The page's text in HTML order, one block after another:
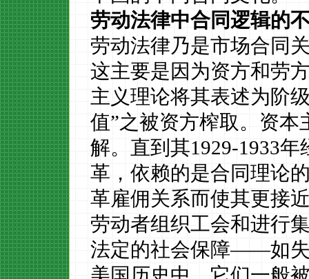
劳动法律中合同逻辑的
劳动法律乃是市场合同
这主要是因为资方和劳
主义理论将其表述为阶
值”之被资方榨取。资
解。直到其1929-1933年
革，依赖的是合同理论
革雇佣关系而使其更接
劳动者组织工会和进行
法定的社会保障——如